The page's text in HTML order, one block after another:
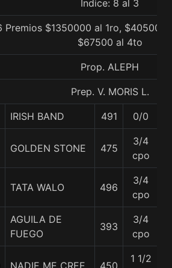
Indice: 8 al 3
Premios $1350000 al 1ro,
$67500 al 4to
Prop. ALEPH
Prep. V. MORIS L.
IRISH BAND 491 0/0
GOLDEN STONE 475
3/4
cpo
TATA WALO 496
3/4
cpo
AGUILA DE
FUEGO
393
3/4
cpo
NADIE ME CREE 450
1 1/2